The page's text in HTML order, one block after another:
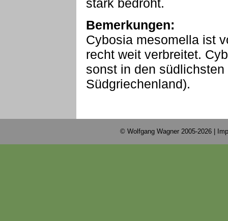
stark bedroht.
Bemerkungen:
Cybosia mesomella ist
recht weit verbreitet.
sonst in den
Südgriechenland).
© Wolfgang Wagner 2005-2026 |